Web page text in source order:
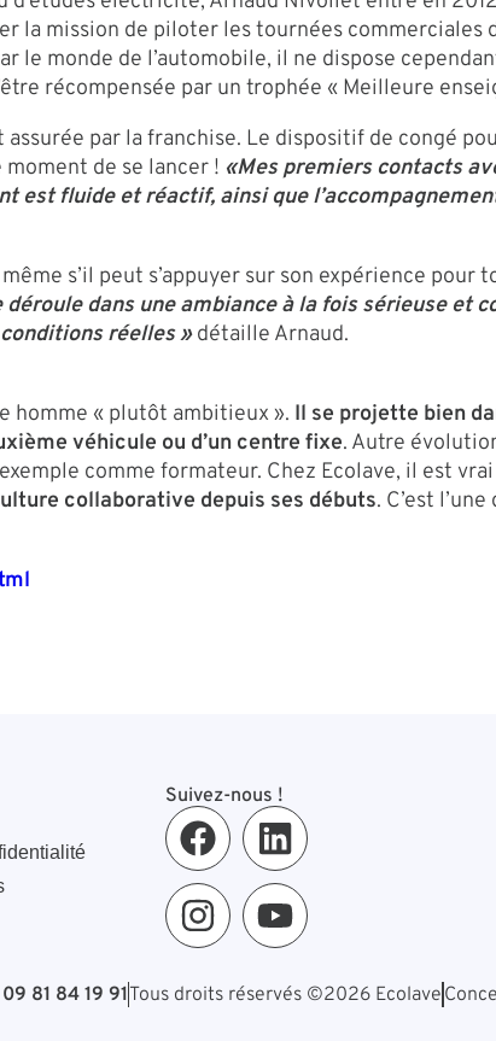
la mission de piloter les tournées commerciales
le monde de l’automobile, il ne dispose
récompensée par un trophée « Meilleure
par la franchise. Le dispositif de congé
moment de se lancer ! «Mes premiers contacts
est fluide et réactif, ainsi que
s’il peut s’appuyer sur son expérience
dans une ambiance à la fois sérieuse et
réelles »détaille Arnaud.
homme « plutôt ambitieux ». Il se projette bien
véhicule ou d’un centre fixe. Autre
comme formateur. Chez Ecolave, il est
collaborative depuis ses débuts. C’est
Suivez-nous !
09 81 84 19 91Tous droits réservés ©2026 Ecolave